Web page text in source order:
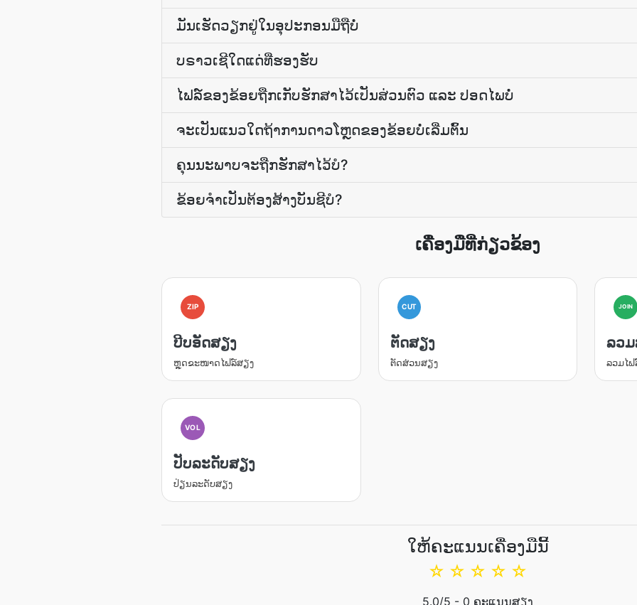
ມັນເຮັດວຽກຢູ່ໃນອຸປະກອນມືຖືບໍ່
ບຣາວເຊີໃດແດ່ທີ່ຮອງຮັບ
ໄຟລ໌ຂອງຂ້ອຍຖືກເກັບຮັກສາໄວ້ເປັນສ່ວນຕົວ ແລະ ປອດໄພບໍ່
ຈະເປັນແນວໃດຖ້າການດາວໂຫຼດຂອງຂ້ອຍບໍ່ເລີ່ມຕົ້ນ
ຄຸນນະພາບຈະຖືກຮັກສາໄວ້ບໍ?
ຂ້ອຍຈໍາເປັນຕ້ອງສ້າງບັນຊີບໍ?
ເຄື່ອງມືທີ່ກ່ຽວຂ້ອງ
ZIP
ບີບອັດສຽງ
ຫຼຸດຂະໜາດໄຟລ໌ສຽງ
CUT
ຕັດສຽງ
ຕັດສ່ວນສຽງ
JOIN
ລວມ
ລວມໄ
VOL
ປັບລະດັບສຽງ
ປ່ຽນລະດັບສຽງ
ໃຫ້ຄະແນນເຄື່ອງມືນີ້
☆
☆
☆
☆
☆
5.0/5 - 0 ຄະແນນສຽງ